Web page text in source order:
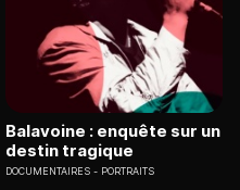
Balavoine : enquête sur un
destin tragique
DOCUMENTAIRES PORTRAITS